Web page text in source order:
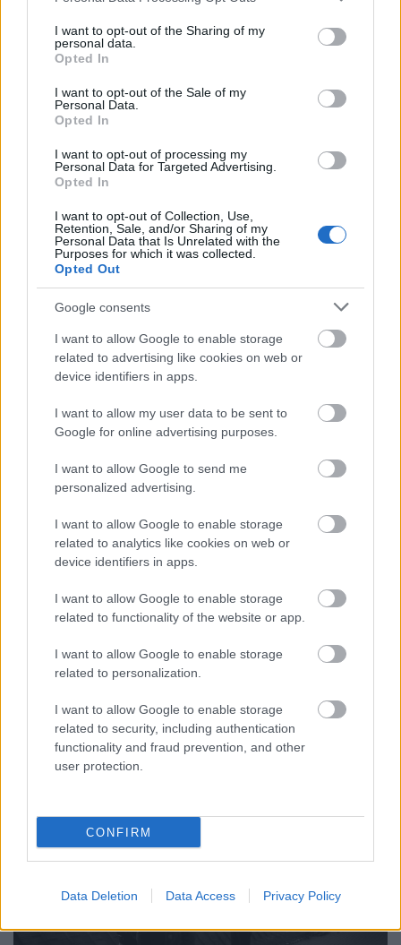
not limited to your visit or usage behaviour. You may click to
grant or deny consent to Google and its third-party tags to
use your data for below specified purposes in below Google
consent section.
I want to opt-out of the Sharing of my
personal data.
Opted In
I want to opt-out of the Sale of my
Personal Data.
Opted In
I want to opt-out of processing my
Personal Data for Targeted Advertising.
Opted In
I want to opt-out of Collection, Use,
Retention, Sale, and/or Sharing of my
Personal Data that Is Unrelated with the
Purposes for which it was collected.
Opted Out
Google consents
I want to allow Google to enable storage
related to advertising like cookies on web or
device identifiers in apps.
I want to allow my user data to be sent to
Google for online advertising purposes.
I want to allow Google to send me
personalized advertising.
I want to allow Google to enable storage
related to analytics like cookies on web or
device identifiers in apps.
I want to allow Google to enable storage
related to functionality of the website or app.
I want to allow Google to enable storage
related to personalization.
I want to allow Google to enable storage
related to security, including authentication
functionality and fraud prevention, and other
user protection.
CONFIRM
Data Deletion Data Access Privacy Policy
Twist a szögesdróton innen – Csatári
rerecorder•2015. augusztus 15.
A magyar könnyűzene közelmúltjáról még mindig
túl kevés valóban elmélyült feldolgozás született, így
minden újabb, a témáról szóló kötetet szívesen…
Nem vendéglátós szemlélet – FM4
Frequency 2015
2015. augusztus 14.
A környékbeli országok elsőosztályú fesztiváljai
közül ajánlunk augusztusra is, hiszen idén is nagyon
igaz, hogy megéri összekötni és feldobni a nyaralást
ezekkel a rendezvényekkel.…